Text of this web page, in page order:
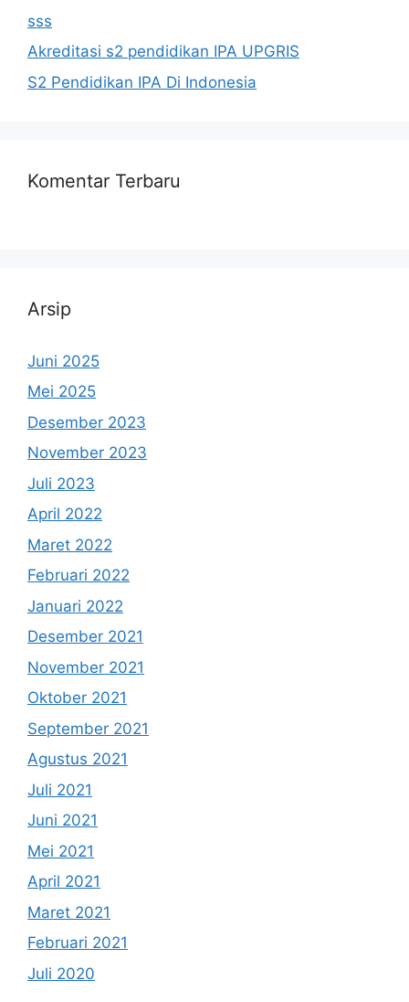
sss
Akreditasi s2 pendidikan IPA UPGRIS
S2 Pendidikan IPA Di Indonesia
Komentar Terbaru
Arsip
Juni 2025
Mei 2025
Desember 2023
November 2023
Juli 2023
April 2022
Maret 2022
Februari 2022
Januari 2022
Desember 2021
November 2021
Oktober 2021
September 2021
Agustus 2021
Juli 2021
Juni 2021
Mei 2021
April 2021
Maret 2021
Februari 2021
Juli 2020